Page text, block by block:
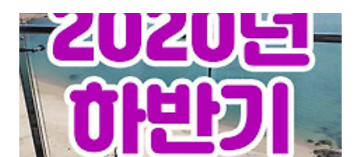
순위 관련 내용으로 국토교통부의 공시자료를 토대로 합니다. 2020 시공
능력평가 순위 2020시공능력평가순위 자료는 국토교통부가 전국의 건
설업을 영위하는 모든 업체를 대상으로 공사에 대한 실적과 경영상태, 그
리고 기술능력, 신인도 등에 대한 자료를 광범위하게 평가하여 세분화한
순위를 제공하고 이에 대한 세분 자료를 통합하여 2020시공능력평가순
위 차트로 제공하고 있습..